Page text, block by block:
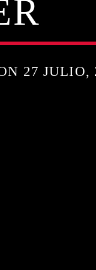
27 JULIO,